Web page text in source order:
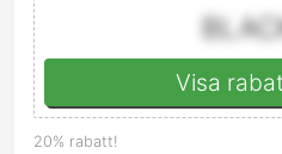
Visa
20% rabatt!